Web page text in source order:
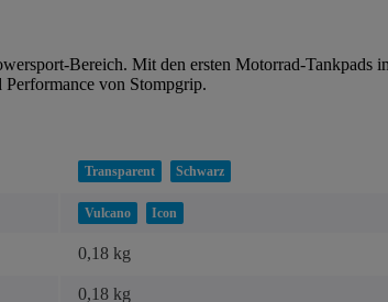
Bereich. Mit den ersten Motorrad-Tankpads
von Stompgrip.
Transparent Schwarz
Vulcano Icon
0,18 kg
0,18 kg